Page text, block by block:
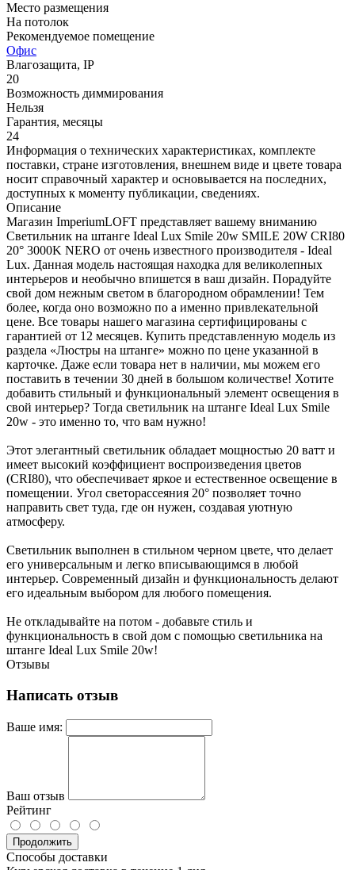
Место размещения
На потолок
Рекомендуемое помещение
Офис
Влагозащита, IP
20
Возможность диммирования
Нельзя
Гарантия, месяцы
24
Информация о технических характеристиках, комплекте
поставки, стране изготовления, внешнем виде и цвете товара
носит справочный характер и основывается на последних,
доступных к моменту публикации, сведениях.
Описание
Магазин ImperiumLOFT представляет вашему вниманию
Светильник на штанге Ideal Lux Smile 20w SMILE 20W CRI80
20° 3000K NERO от очень известного производителя - Ideal
Lux. Данная модель настоящая находка для великолепных
интерьеров и необычно впишется в ваш дизайн. Порадуйте
свой дом нежным светом в благородном обрамлении! Тем
более, когда оно возможно по а именно привлекательной
цене. Все товары нашего магазина сертифицированы с
гарантией от 12 месяцев. Купить представленную модель из
раздела «Люстры на штанге» можно по цене указанной в
карточке. Даже если товара нет в наличии, мы можем его
поставить в течении 30 дней в большом количестве! Хотите
добавить стильный и функциональный элемент освещения в
свой интерьер? Тогда светильник на штанге Ideal Lux Smile
20w - это именно то, что вам нужно!
Этот элегантный светильник обладает мощностью 20 ватт и
имеет высокий коэффициент воспроизведения цветов
(CRI80), что обеспечивает яркое и естественное освещение в
помещении. Угол светорассеяния 20° позволяет точно
направить свет туда, где он нужен, создавая уютную
атмосферу.
Светильник выполнен в стильном черном цвете, что делает
его универсальным и легко вписывающимся в любой
интерьер. Современный дизайн и функциональность делают
его идеальным выбором для любого помещения.
Не откладывайте на потом - добавьте стиль и
функциональность в свой дом с помощью светильника на
штанге Ideal Lux Smile 20w!
Отзывы
Написать отзыв
Ваше имя:
Ваш отзыв
Рейтинг
Продолжить
Способы доставки